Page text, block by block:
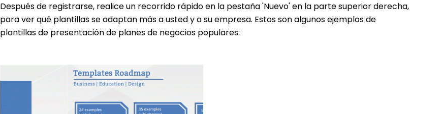
Después de registrarse, realice un recorrido rápido en la pestaña 'Nuevo' en la parte superior derecha,
para ver qué plantillas se adaptan más a usted y a su empresa. Estos son algunos ejemplos de
plantillas de presentación de planes de negocios populares: